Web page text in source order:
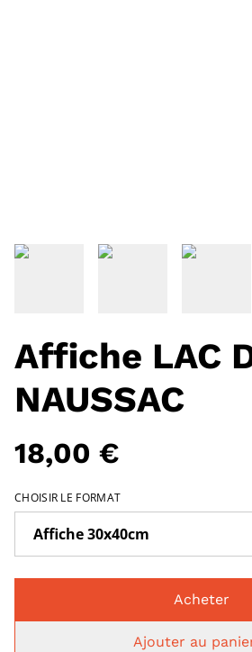
Affiche LAC
NAUSSAC
18,00 €
CHOISIR LE FORMAT
Acheter
Ajouter au